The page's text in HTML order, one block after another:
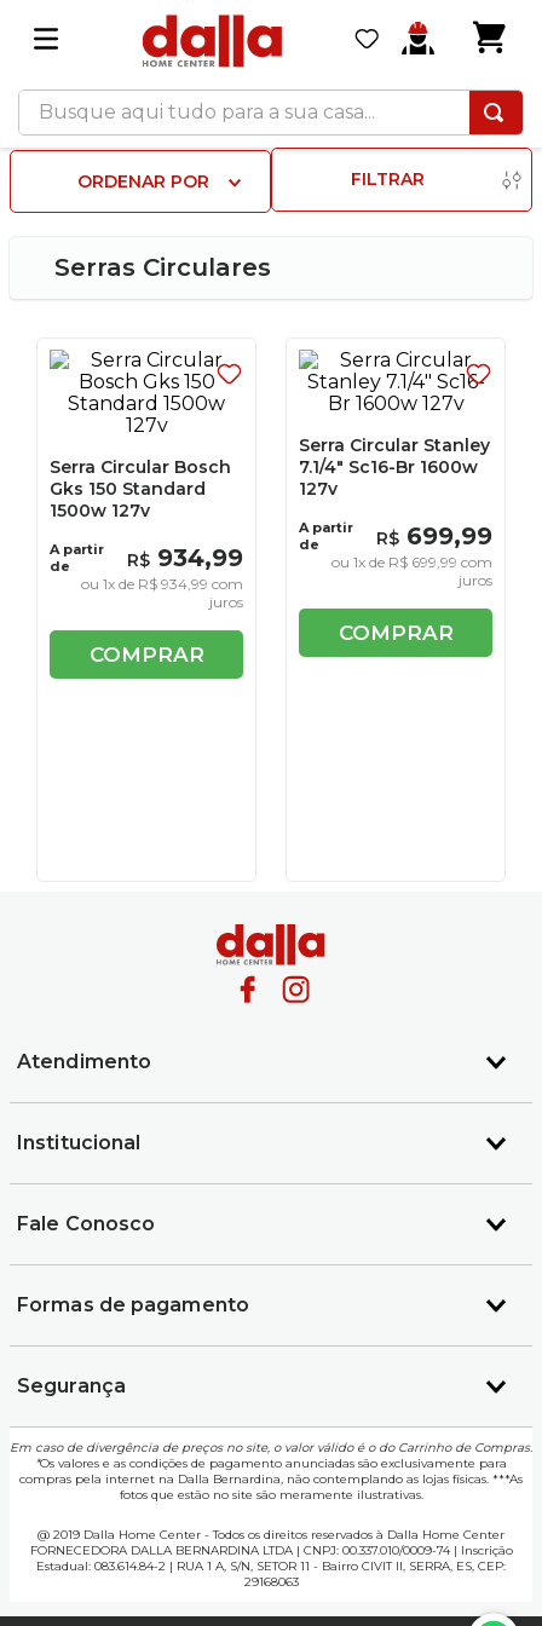
Busque aqui tudo para a sua casa...
ORDENAR POR FILTRAR
Serras Circulares
Serra Circular Bosch
Gks 150 Standard
1500w 127v
A partir
de
R$ 934,99
ou1x de R$ 934,99 com
juros
COMPRAR
Serra Circular Stanley
7.1/4" Sc16-Br 1600w
127v
A partir
de
R$ 699,99
ou1x de R$ 699,99 com
juros
COMPRAR
Atendimento
Institucional
Fale Conosco
Formas de pagamento
Segurança
Em caso de divergência de preços no site, o valor válido é o do Carrinho de Compras.
*Os valores e as condições de pagamento anunciadas são exclusivamente para
compras pela internet na Dalla Bernardina, não contemplando as lojas físicas. ***As
fotos que estão no site são meramente ilustrativas.
@ 2019 Dalla Home Center - Todos os direitos reservados à Dalla Home Center
FORNECEDORA DALLA BERNARDINA LTDA | CNPJ: 00.337.010/0009-74 | Inscrição
Estadual: 083.614.84-2 | RUA 1 A, S/N, SETOR 11 - Bairro CIVIT II, SERRA, ES, CEP:
29168063